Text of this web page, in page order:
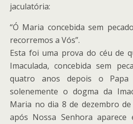
jaculatória:
“Ó Maria concebida sem
recorremos a Vós”.
Esta foi uma prova do céu de
Imaculada, concebida sem
quatro anos depois o Papa
solenemente o dogma da
Maria no dia 8 de dezembro
após Nossa Senhora